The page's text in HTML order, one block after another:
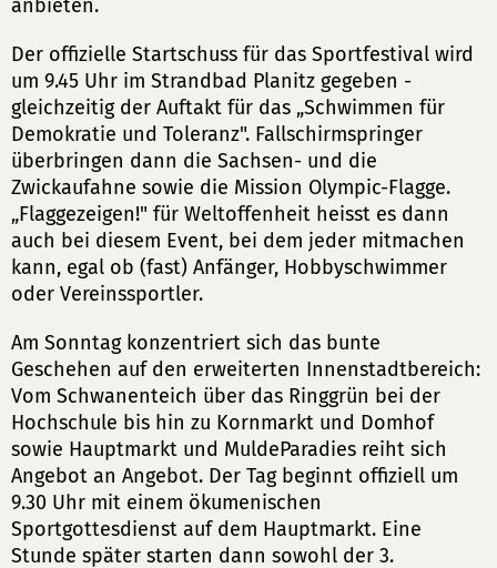
anbieten.
Der offizielle Startschuss für das Sportfestival wird
um 9.45 Uhr im Strandbad Planitz gegeben -
gleichzeitig der Auftakt für das „Schwimmen für
Demokratie und Toleranz". Fallschirmspringer
überbringen dann die Sachsen- und die
Zwickaufahne sowie die Mission Olympic-Flagge.
„Flaggezeigen!" für Weltoffenheit heisst es dann
auch bei diesem Event, bei dem jeder mitmachen
kann, egal ob (fast) Anfänger, Hobbyschwimmer
oder Vereinssportler.
Am Sonntag konzentriert sich das bunte
Geschehen auf den erweiterten Innenstadtbereich:
Vom Schwanenteich über das Ringgrün bei der
Hochschule bis hin zu Kornmarkt und Domhof
sowie Hauptmarkt und MuldeParadies reiht sich
Angebot an Angebot. Der Tag beginnt offiziell um
9.30 Uhr mit einem ökumenischen
Sportgottesdienst auf dem Hauptmarkt. Eine
Stunde später starten dann sowohl der 3.